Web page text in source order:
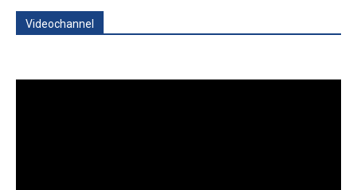
Videochannel